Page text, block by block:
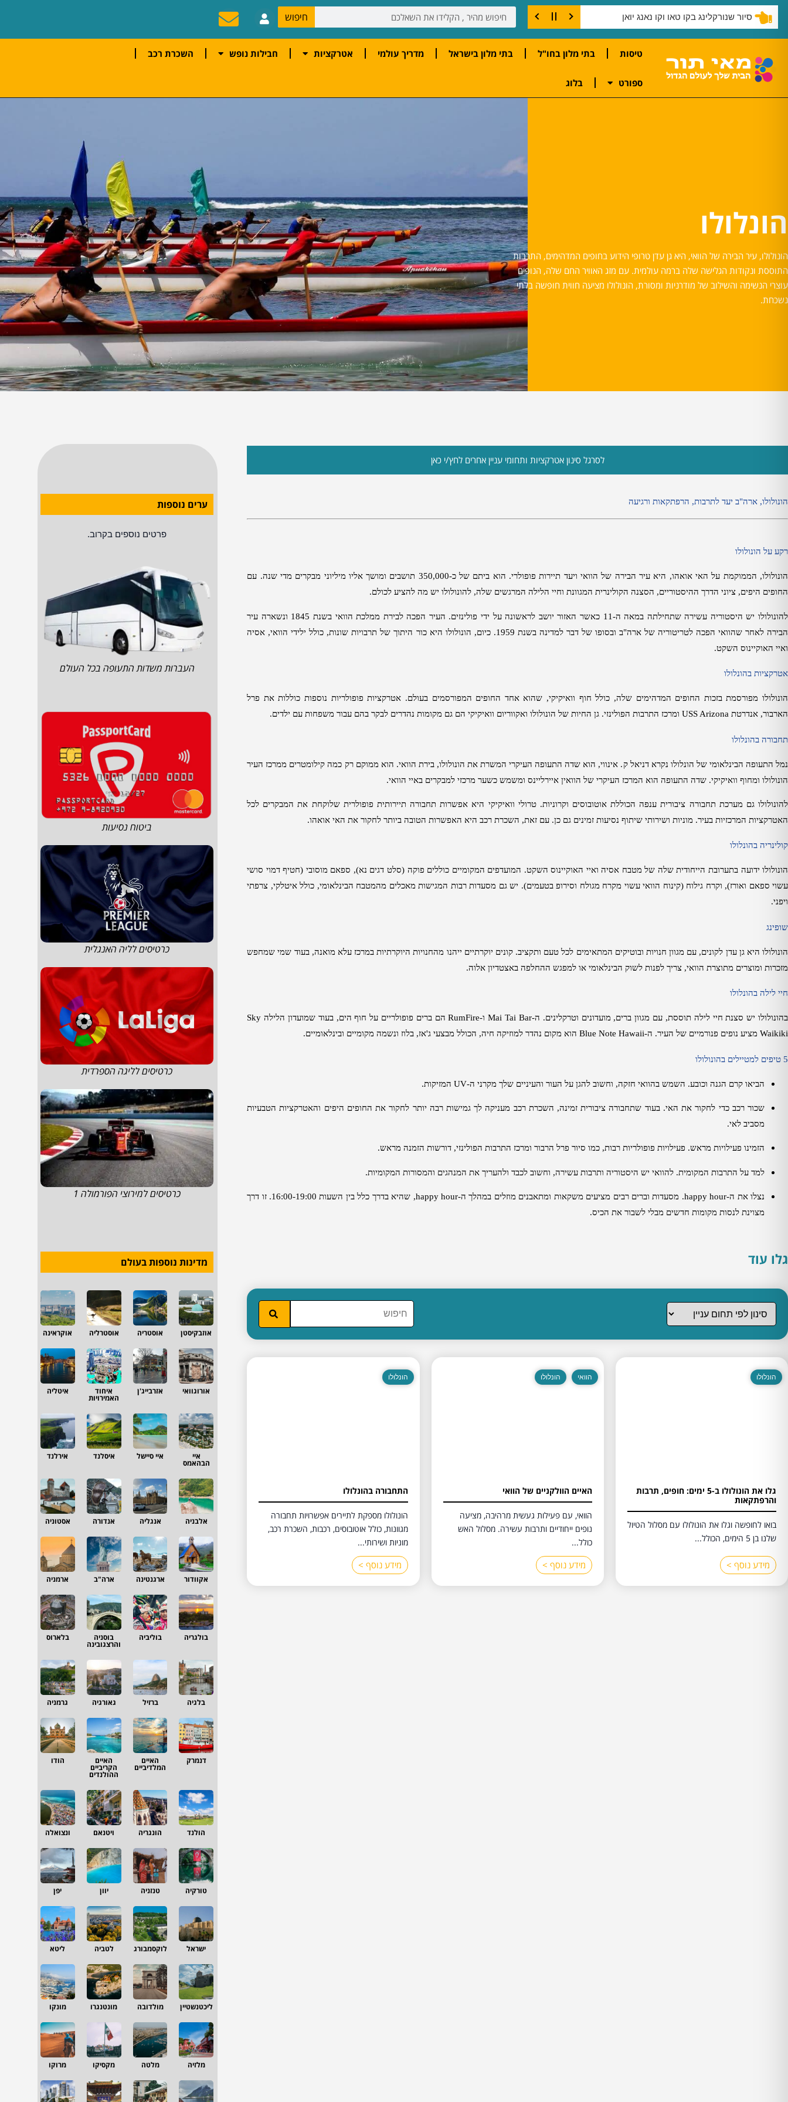
סיור שנורקלינג בקו טאו וקו נאנג יואן קו טאו חיפוש
טיסות בתי מלון בחו"ל בתי מלון בישראל מדריך עולמי אטרקציות חבילות נופש השכרת רכב
ספורט בלוג
הונלולו
הונולולו, עיר הבירה של הוואי, היא גן עדן טרופי הידוע בחופים המדהימים, התרבות
התוססת ונקודות הגלישה שלה ברמה עולמית. עם מזג האוויר החם שלה, הנופים
עוצרי הנשימה והשילוב של מודרניות ומסורת, הונולולו מציעה חווית חופשה בלתי
נשכחת.
לסרגל סינון אטרקציות ותחומי עניין אחרים לחץ/י כאן
הונולולו, ארה"ב יעד לתרבות, הרפתקאות ורגיעה
רקע על הונולולו
הונולולו, הממוקמת על האי אואהו, היא עיר הבירה של הוואי ויעד תיירות פופולרי. הוא ביתם של כ-350,000 תושבים ומושך אליו מיליוני מבקרים מדי שנה. עם
החופים היפים, ציוני הדרך ההיסטוריים, הסצנה הקולינרית המגוונת וחיי הלילה המרגשים שלה, להונולולו יש מה להציע לכולם.
להונולולו יש היסטוריה עשירה שתחילתה במאה ה-11 כאשר האזור יושב לראשונה על ידי פולינזים. העיר הפכה לבירת ממלכת הוואי בשנת 1845 ונשארה עיר
הבירה לאחר שהוואי הפכה לטריטוריה של ארה"ב ובסופו של דבר למדינה בשנת 1959. כיום, הונולולו היא כור היתוך של תרבויות שונות, כולל ילידי הוואי, אסיה
ואיי האוקיינוס השקט.
אטרקציות בהונלולו
הונולולו מפורסמת בזכות החופים המדהימים שלה, כולל חוף וואיקיקי, שהוא אחד החופים המפורסמים בעולם. אטרקציות פופולריות נוספות כוללות את פרל
הארבור, אנדרטת USS Arizona ומרכז התרבות הפולינזי. גן החיות של הונולולו ואקווריום וואיקיקי הם גם מקומות נהדרים לבקר בהם עבור משפחות עם ילדים.
תחבורה בהונלולו
נמל התעופה הבינלאומי של הונלולו נקרא דניאל ק. אינווי, הוא שדה התעופה העיקרי המשרת את הונולולו,בירת הוואי. הוא ממוקם רק כמה קילומטרים ממרכז העיר
הונולולו ומחוף וואיקיקי. שדה התעופה הוא המרכז העיקרי של הוואין איירליינס ומשמש כשער מרכזי למבקרים באיי הוואי.
להונולולו גם מערכת תחבורה ציבורית ענפה הכוללת אוטובוסים וקרוניות.טרולי וואיקיקי היא אפשרות תחבורה תיירותית פופולרית שלוקחת את המבקרים לכל
האטרקציות המרכזיות בעיר. מוניות ושירותי שיתוף נסיעות זמינים גם כן. עם זאת, השכרת רכב היא האפשרות הטובה ביותר לחקור את האי אואהו.
קולינריה בהונלולו
הונולולו ידועה בתערובת הייחודית שלה של מטבח אסיה ואיי האוקיינוס השקט. המועדפים המקומיים כוללים פוקה(סלט דגים נא), ספאם מוסובי (חטיף דמוי סושי
עשוי ספאם ואורז), וקרח גילוח(קינוח הוואי עשוי מקרח מגולח וסירופ בטעמים). יש גם מסעדות רבות המגישות מאכלים מהמטבח הבינלאומי, כולל איטלקי, צרפתי
ויפני.
שופינג
הונולולו היא גן עדן לקונים, עם מגוון חנויות ובוטיקים המתאימים לכל טעם ותקציב.קונים יוקרתיים ייהנו מהחנויות היוקרתיות במרכז עלא מואנה,בעוד שמי שמחפש
מזכרות ומוצרים מתוצרת הוואי, צריך לפנות לשוק הבינלאומי או למפגש ההחלפה באצטדיון אלוה.
חיי לילה בהונלולו
בהונולולו יש סצנת חיי לילה תוססת, עם מגוון ברים, מועדונים וטרקלינים. ה-Mai Tai Bar ו-RumFire הם ברים פופולריים על חוף הים,בעוד שמועדון הלילה Sky
Waikiki מציע נופים פנורמיים של העיר. ה-Blue Note Hawaii הוא מקום נהדר למוזיקה חיה, הכולל מבצעי ג'אז, בלוז ונשמה מקומיים ובינלאומיים.
5 טיפים למטיילים בהונולולו
הביאו קרם הגנה וכובע. השמש בהוואי חזקה, וחשוב להגן על העור והעיניים שלך מקרני ה-UV המזיקות.
שכור רכב כדי לחקור את האי.בעוד שתחבורה ציבורית זמינה, השכרת רכב מעניקה לך גמישות רבה יותר לחקור את החופים היפים והאטרקציות הטבעיות
מסביב לאי.
הזמינו פעילויות מראש. פעילויות פופולריות רבות, כמו סיור פרל הרבור ומרכז התרבות הפולינזי, דורשות הזמנה מראש.
למד על התרבות המקומית. להוואי יש היסטוריה ותרבות עשירה, וחשוב לכבד ולהעריך את המנהגים והמסורות המקומיות.
נצלו את ה-happy hour. מסעדות וברים רבים מציעים משקאות ומתאבנים מוזלים במהלך ה-happy hour, שהיא בדרך כלל בין השעות 16:00-19:00. זו דרך
מצוינת לנסות מקומות חדשים מבלי לשבור את הכיס.
גלו עוד
הונלולו
גלו את הונולולו ב-5 ימים: חופים, תרבות
והרפתקאות
בואו לחופשה וגלו את הונולולו עם מסלול הטיול
שלנו בן 5 הימים, הכולל...
מידע נוסף >
הוואי הונלולו
האיים הוולקניים של הוואי
הוואי, עם פעילות געשית מרהיבה, מציעה
נופים ייחודיים ותרבות עשירה. מסלול האש
כולל...
מידע נוסף >
הונלולו
התחבורה בהונלולו
הונולולו מספקת לתיירים אפשרויות תחבורה
מגוונות, כולל אוטובוסים, רכבות, השכרת רכב,
מוניות ושירותי...
מידע נוסף >
ערים נוספות
פרטים נוספים בקרוב.
העברות משדות התעופה בכל העולם
ביטוח נסיעות
כרטיסים לליה האנגלית
כרטיסים לליגה הספרדית
כרטיסים למירוצי הפורמולה 1
מדינות נוספות בעולם
אוזבקיסטן אוסטריה אוסטרליה אוקראינה
אורוגוואי אזרבייג'ן איחוד
האמירויות
איטליה
איי
הבהאמס
איי סיישל איסלנד אירלנד
אלבניה אנגליה אנדורה אסטוניה
אקוודור ארגנטינה ארה"ב ארמניה
בולגריה בוליביה בוסניה
והרצגובינה
בלארוס
בלגיה ברזיל גאורגיה גרמניה
דנמרק האיים
המלדיביים
האיים
הקריביים
ההולנדים
הודו
הולנד הונגריה ויטנאם ונצואלה
טורקיה טנזניה יוון יפן
ישראל לוקסמבורג לטביה ליטא
ליכטנשטיין מולדובה מונטנגרו מונקו
מלזיה מלטה מקסיקו מרוקו